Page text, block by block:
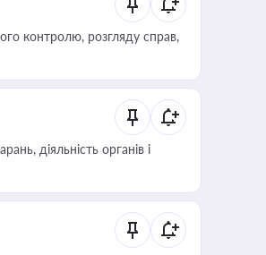
контролю, розгляду справ,
діяльність органів і